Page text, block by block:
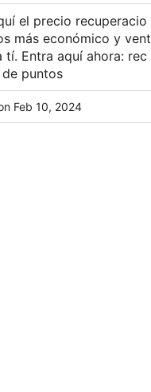
el precio recuperacio
más económico y vent
tí. Entra aquí ahora: rec
puntos
Feb 10, 2024